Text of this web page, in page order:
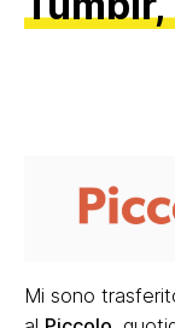
Mi sono